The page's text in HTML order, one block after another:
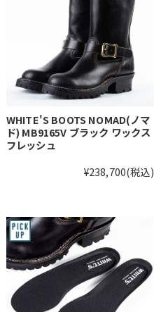
WHITE'S BOOTS NOMAD(ノマ
ド) MB9165V ブラック ワックス
フレッシュ
¥238,700(税込)